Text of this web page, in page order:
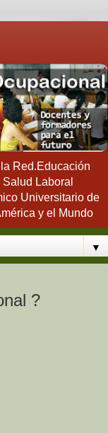
Red.Educación
Laboral
Universitario de
y el Mundo
▼
?